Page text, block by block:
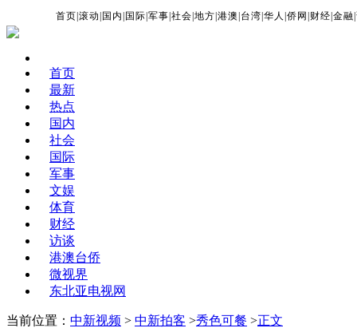
首页 |滚动 国内 国际 |军事 |社会 |地方 |港澳 台湾 |华人 |侨网 财经 |金融 |
首页
最新
热点
国内
社会
国际
军事
文娱
体育
财经
访谈
港澳台侨
微视界
东北亚电视网
当前位置： 中新视频 > 中新拍客 >秀色可餐 >正文